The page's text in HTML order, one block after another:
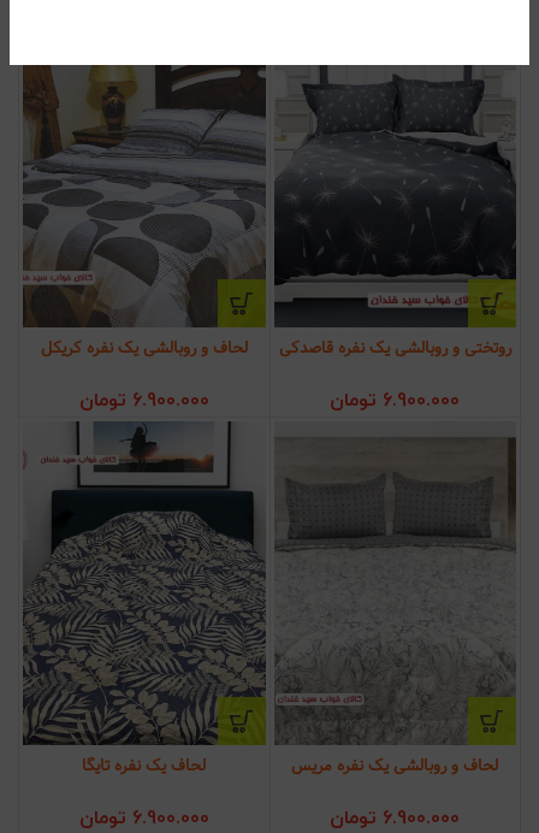
روتختی و روبالشی یک نفره قاصدکی
6.900.000 تومان
لحاف و روبالشی یک نفره کریکل
6.900.000 تومان
لحاف و روبالشی یک نفره مریس
6.900.000 تومان
لحاف یک نفره تایگا
6.900.000 تومان